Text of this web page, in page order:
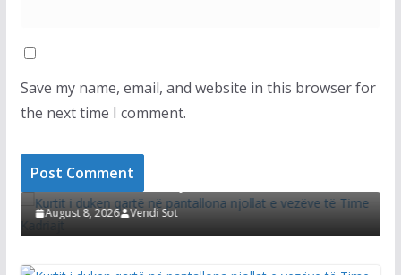
Save my name, email, and website in this browser for
the next time I comment.
Kurtit i duken qartë në pantallona njollat e
vezëve të Time Kadriajt
August 8, 2026 Vendi Sot